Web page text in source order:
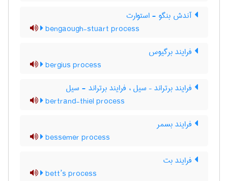
آندش بنگو - استوارت
bengaough-stuart process
فرایند برگیوس
bergius process
فرایند برتراند – سیل ، فرایند برتراند - سیل
bertrand-thiel process
فرایند بسمر
bessemer process
فرایند بت
bett’s process